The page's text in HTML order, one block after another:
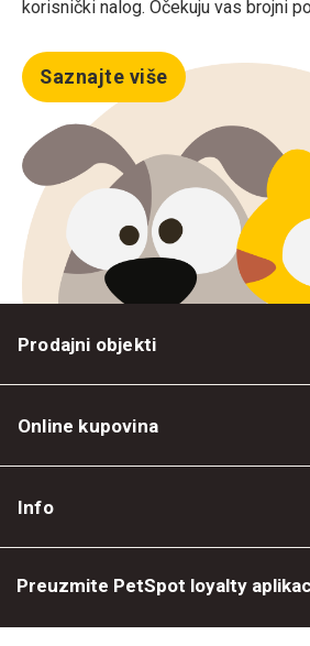
korisnički nalog. Očekuju vas brojni
Saznajte više
Prodajni objekti
Online kupovina
Info
Preuzmite PetSpot loyalty